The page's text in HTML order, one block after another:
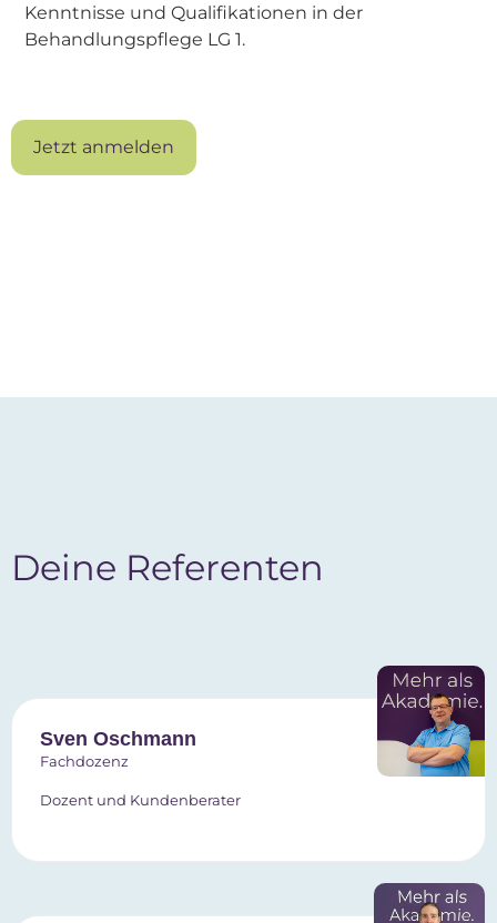
Kenntnisse und Qualifikationen in der
Behandlungspflege LG 1.
Jetzt anmelden
Deine Referenten
Sven Oschmann
Fachdozenz
Dozent und Kundenberater